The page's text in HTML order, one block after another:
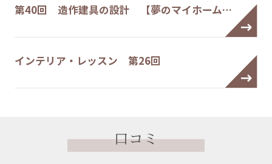
第40回 造作建具の設計 【夢のマイホーム…
インテリア・レッスン 第26回
口コミ